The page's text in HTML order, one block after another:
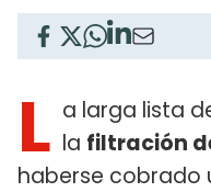
L a larga lista
la filtración
haberse cobrado